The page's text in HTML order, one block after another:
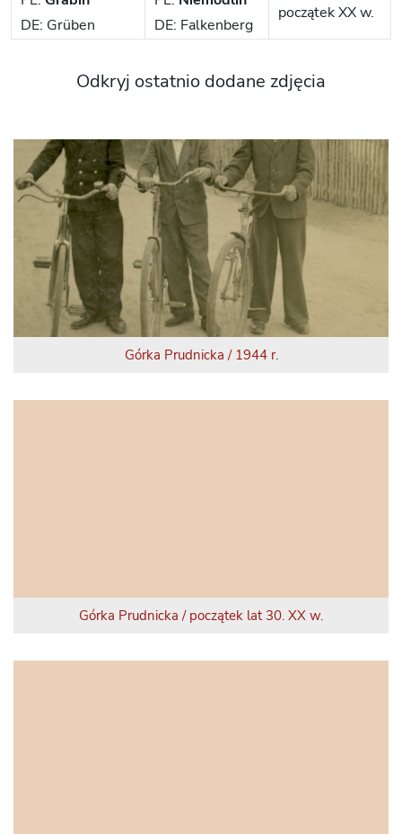
DE: Grüben
DE: Falkenberg
początek XX w.
Odkryj ostatnio dodane zdjęcia
Górka Prudnicka / 1944 r.
Górka Prudnicka / początek lat 30. XX w.